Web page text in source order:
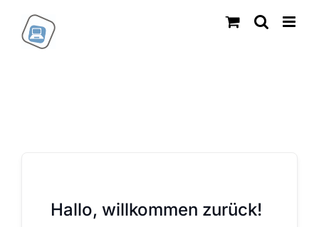
Inhalt
springen
Hallo, willkommen zurück!